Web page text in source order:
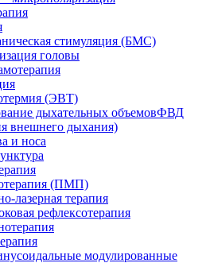
стимуляция (БМС)
головы
(ЭВТ)
дыхательных объемовФВД
внешнего дыхания)
и носа
(ПМП)
лазерная терапия
рефлексотерапия
модулированные